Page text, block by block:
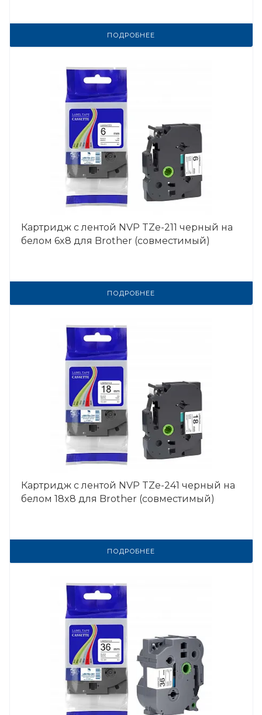
ПОДРОБНЕЕ
Картридж с лентой NVP TZe-211 черный на
белом 6x8 для Brother (совместимый)
ПОДРОБНЕЕ
Картридж с лентой NVP TZe-241 черный на
белом 18x8 для Brother (совместимый)
ПОДРОБНЕЕ